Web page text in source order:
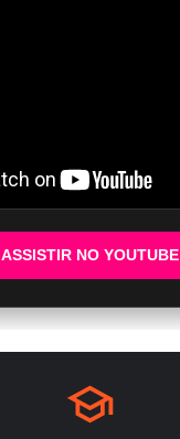
ASSISTIR NO YOUTUBE